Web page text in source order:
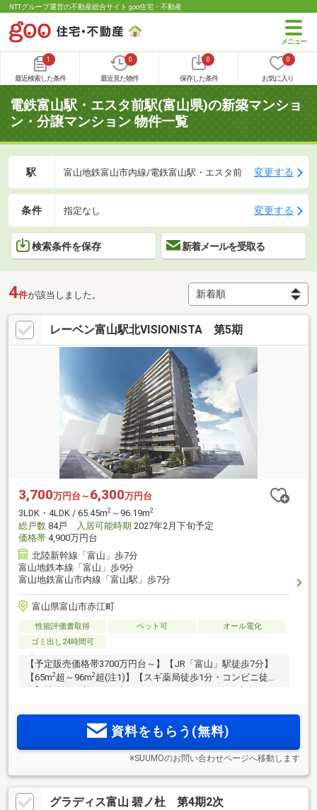
NTTグループ運営の不動産総合サイト goo住宅・不動産
1
最近検索した条件
0
最近見た物件
0
保存した条件
0
お気に入り
電鉄富山駅・エスタ前駅(富山県)の新築マンショ
ン・分譲マンション 物件一覧
駅 富山地鉄富山市内線/電鉄富山駅・エスタ前 変更する
条件 指定なし 変更する
検索条件を保存 新着メールを受取る
4件が該当しました。
レーベン富山駅北VISIONISTA 第5期
3,700万円台～ 6,300万円台
3LDK・4LDK / 65.45m2 ～96.19m2
総戸数 84戸 入居可能時期 2027年2月下旬予定
価格帯 4,900万円台
北陸新幹線「富山」歩7分
富山地鉄本線「富山」歩9分
富山地鉄富山市内線「富山駅」歩7分
富山県富山市赤江町
性能評価書取得 ペット可
オール電化
ゴミ出し24時間可
【予定販売価格帯3700万円台～】【JR「富山」駅徒歩7分】
【65m2超～96m2超(注1)】【スギ薬局徒歩1分・コンビニ徒歩2
3LDK・4LDK(注1)のゆとりプラン。駅近×VIEW×広さを備えた
資料をもらう(無料)
※SUUMOのお問い合わせページへ移動します
グラディス富山 碧ノ杜 第4期2次